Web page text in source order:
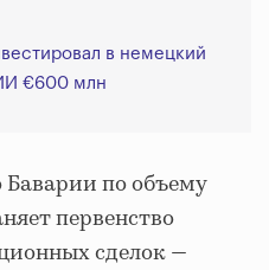
в немецкий
€600 млн
по объему
первенство
сделок —